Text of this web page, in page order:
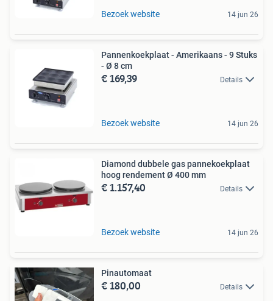
Bezoek website 14 jun 26
Pannenkoekplaat - Amerikaans - 9 Stuks
- Ø 8 cm
€ 169,39 Details
Bezoek website 14 jun 26
Diamond dubbele gas pannekoekplaat
hoog rendement Ø 400 mm
€ 1.157,40 Details
Bezoek website 14 jun 26
Pinautomaat
€ 180,00 Details